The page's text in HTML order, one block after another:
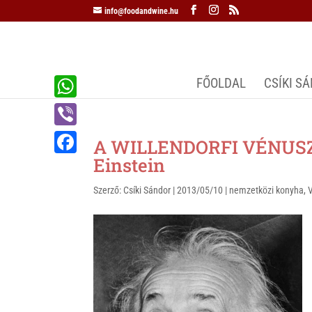
info@foodandwine.hu
FŐOLDAL CSÍKI
A WILLENDORFI
Einstein
Szerző: Csíki Sándor |2013/05/10 | nemzetközi konyha,
W
h
a
V